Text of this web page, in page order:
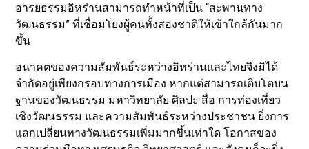
อารยธรรมอิหร่านสามารถทำหน้าที่เป็น “สะพานทาง
วัฒนธรรม” ที่เชื่อมโยงผู้คนทั้งสองชาติให้เข้าใกล้กันมาก
ขึ้น
อนาคตของความสัมพันธ์ระหว่างอิหร่านและไทยจึงมิได้
จำกัดอยู่เพียงกรอบทางการเมือง หากแต่สามารถเติบโตบน
ฐานของวัฒนธรรม มหาวิทยาลัย ศิลปะ สื่อ การท่องเที่ยว
เชิงวัฒนธรรม และความสัมพันธ์ระหว่างประชาชน ยิ่งการ
แลกเปลี่ยนทางวัฒนธรรมเพิ่มมากขึ้นเท่าใด โอกาสของ